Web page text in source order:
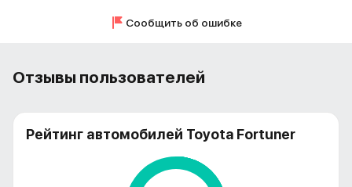
Сообщить об ошибке
Отзывы пользователей
Рейтинг автомобилей Toyota Fortuner